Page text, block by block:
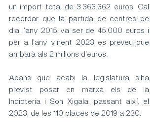
un import total de 3.363.362 euros. Cal
recordar que la partida de centres de
dia l'any 2015 va ser de 45.000 euros i
per a l'any vinent 2023 es preveu que
arribarà als 2 milions d'euros.
Abans que acabi la legislatura s'ha
previst posar en marxa els de la
Indioteria i Son Xigala, passant així, el
2023, de les 110 places de 2019 a 230.